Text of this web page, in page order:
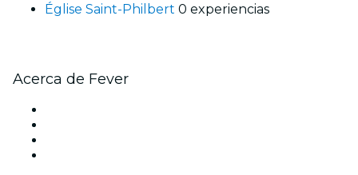
Église Saint-Philbert 0 experiencias
Acerca de Fever